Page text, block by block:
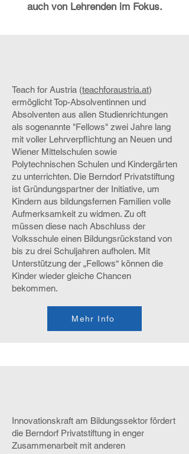
auch von Lehrenden im Fokus.
Teach for Austria (teachforaustria.at)
ermöglicht Top-Absolventinnen und
Absolventen aus allen Studienrichtungen
als sogenannte "Fellows" zwei Jahre lang
mit voller Lehrverpflichtung an Neuen und
Wiener Mittelschulen sowie
Polytechnischen Schulen und Kindergärten
zu unterrichten. Die Berndorf Privatstiftung
ist Gründungspartner der Initiative, um
Kindern aus bildungsfernen Familien volle
Aufmerksamkeit zu widmen. Zu oft
müssen diese nach Abschluss der
Volksschule einen Bildungsrückstand von
bis zu drei Schuljahren aufholen. Mit
Unterstützung der „Fellows“ können die
Kinder wieder gleiche Chancen
bekommen.
Mehr Info
Innovationskraft am Bildungssektor fördert
die Berndorf Privatstiftung in enger
Zusammenarbeit mit anderen